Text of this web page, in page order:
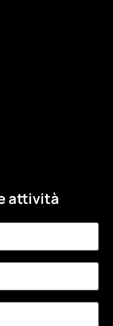
attività